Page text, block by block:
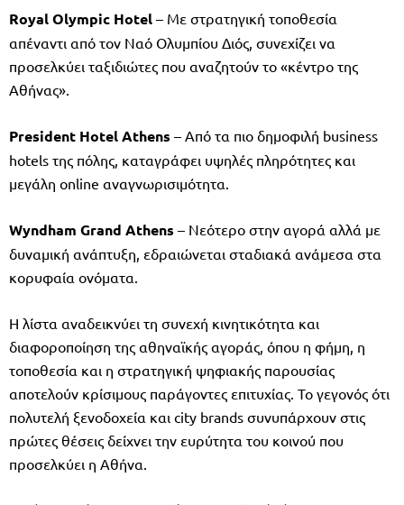
Royal Olympic Hotel – Με στρατηγική τοποθεσία
απέναντι από τον Ναό Ολυμπίου Διός, συνεχίζει να
προσελκύει ταξιδιώτες που αναζητούν το «κέντρο της
Αθήνας».
President Hotel Athens – Από τα πιο δημοφιλή business
hotels της πόλης, καταγράφει υψηλές πληρότητες και
μεγάλη online αναγνωρισιμότητα.
Wyndham Grand Athens – Νεότερο στην αγορά αλλά με
δυναμική ανάπτυξη, εδραιώνεται σταδιακά ανάμεσα στα
κορυφαία ονόματα.
Η λίστα αναδεικνύει τη συνεχή κινητικότητα και
διαφοροποίηση της αθηναϊκής αγοράς, όπου η φήμη, η
τοποθεσία και η στρατηγική ψηφιακής παρουσίας
αποτελούν κρίσιμους παράγοντες επιτυχίας. Το γεγονός ότι
πολυτελή ξενοδοχεία και city brands συνυπάρχουν στις
πρώτες θέσεις δείχνει την ευρύτητα του κοινού που
προσελκύει η Αθήνα.